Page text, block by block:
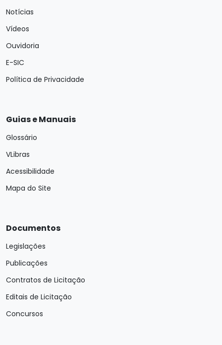
Notícias
Vídeos
Ouvidoria
E-SIC
Política de Privacidade
Guias e Manuais
Glossário
VLibras
Acessibilidade
Mapa do Site
Documentos
Legislações
Publicações
Contratos de Licitação
Editais de Licitação
Concursos